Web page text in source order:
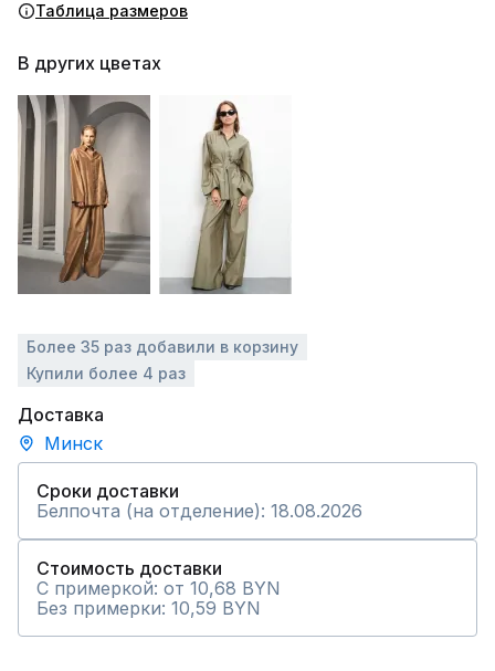
Таблица размеров
В других цветах
Более 35 раз добавили в корзину
Купили более 4 раз
Доставка
Минск
Сроки доставки
Белпочта (на отделение): 18.08.2026
Стоимость доставки
С примеркой: от 10,68 BYN
Без примерки: 10,59 BYN